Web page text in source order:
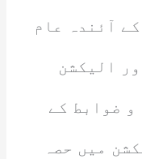
آئندہ عام
الیکشن
و ضوابط کے
میں حصہ